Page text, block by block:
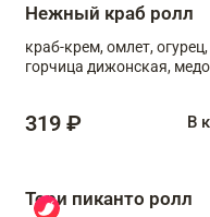
Нежный краб ролл
краб-крем, омлет,
горчица дижонская,
319 ₽ В
Тори пиканто ролл